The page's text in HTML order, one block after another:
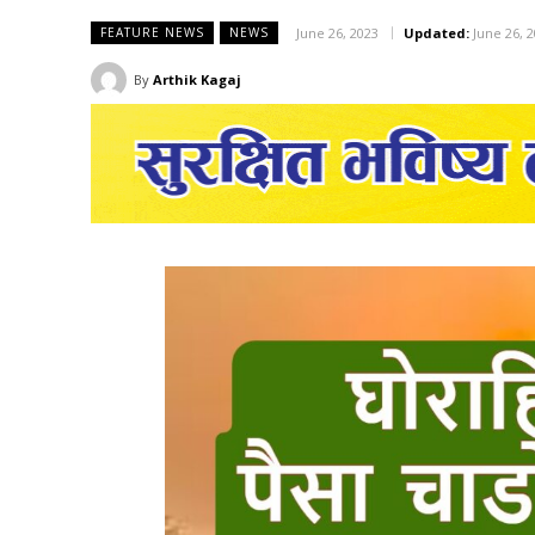
FEATURE NEWS NEWS June 26, 2023 Updated: June 26,
By Arthik Kagaj